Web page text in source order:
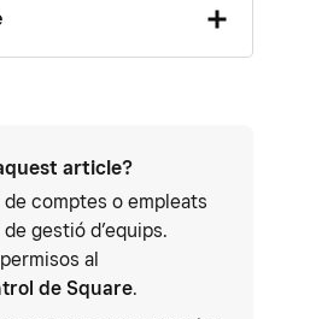
article?
comptes o empleats
gestió d’equips.
al
de Square.